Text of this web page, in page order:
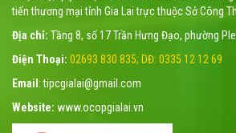
tiến thương mại tỉnh Gia Lai trực thuộc Sở Công
Địa chỉ: Tầng 8, số 17 Trần Hưng Đạo, phường
Điện Thoại: 02693 830 835; DĐ: 0335 12 12 69
Email : tipcgialai@gmail.com
Website: www.ocopgialai.vn